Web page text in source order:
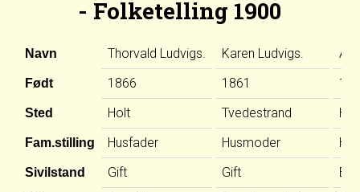
- Folketelling 1900
Navn
Født
Sted
Fam.stilling
Sivilstand
Thorvald Ludvigs.
1866
Holt
Husfader
Gift
Karen Ludvigs.
1861
Tvedestrand
Husmoder
Gift